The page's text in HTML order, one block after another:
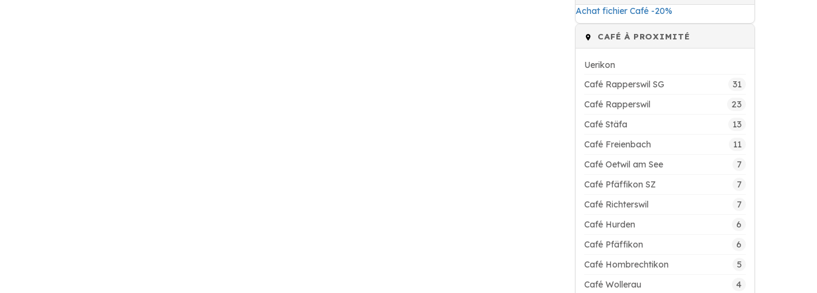
Achat fichier Café -20%
CAFÉ À PROXIMITÉ
Uerikon
Café Rapperswil SG
31
Café Rapperswil 23
Café Stäfa 13
Café Freienbach 11
Café Oetwil am See 7
Café Pfäffikon SZ 7
Café Richterswil 7
Café Hurden 6
Café Pfäffikon 6
Café Hombrechtikon 5
Café Wollerau 4